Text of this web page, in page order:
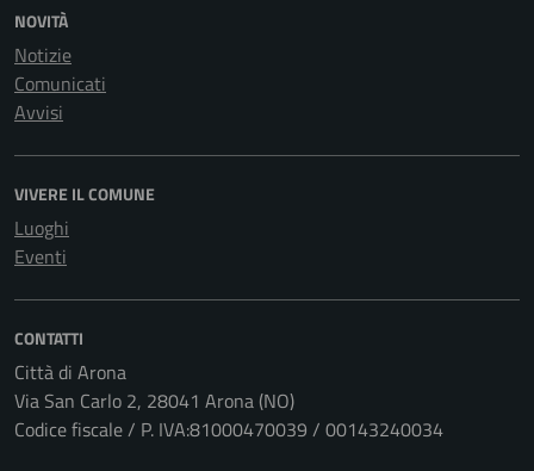
NOVITÀ
Notizie
Comunicati
Avvisi
VIVERE IL COMUNE
Luoghi
Eventi
CONTATTI
Città di Arona
Via San Carlo 2, 28041 Arona (NO)
Codice fiscale / P. IVA:81000470039 / 00143240034